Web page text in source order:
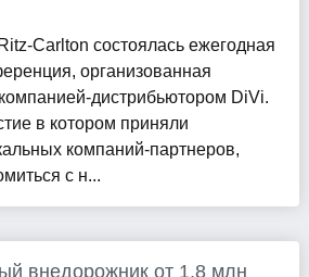
Carlton состоялась ежегодная
организованная
дистрибьютором DiVi.
в котором приняли
компаний-партнеров,
с н...
внедорожник от 1,8 млн